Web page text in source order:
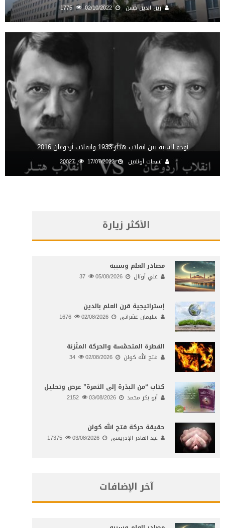
زين الدين حسن 02/10/2022
1775
أوجه الشبه بين انقلاب هتلر 1933 وانقلاب أردوغان 2016
نسمات أونلاين 17/07/2022
20027
الأكثر زيارة
مصادر العلم وسببه
علي أونال 05/08/2026
إستراتيجية قرن العلم بالدين
سليمان عشراتي 02/08/2026
الفطرة المتحمّسة والحركة المتّزنة
فتح الله كولن 02/08/2026
كتاب “من البذرة إلى الثمرة” عرض وتحليل
أبو بكر محمد 03/08/2026
حقيقة حركة فتح الله كولن
عبد القادر الإدريسي 03/08/2026
آخر الإضافات